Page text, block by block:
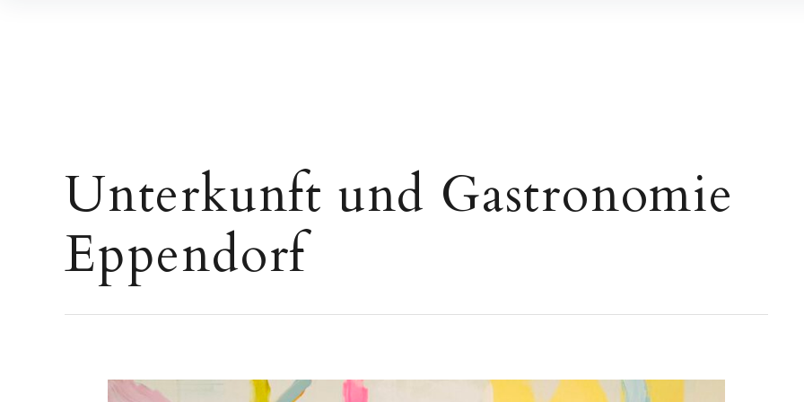
Unterkunft und Gastronomie
Eppendorf